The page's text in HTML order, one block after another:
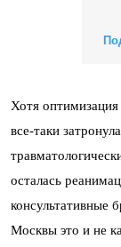
Хотя
все-таки
осталась
консультативные
Москвы это и не